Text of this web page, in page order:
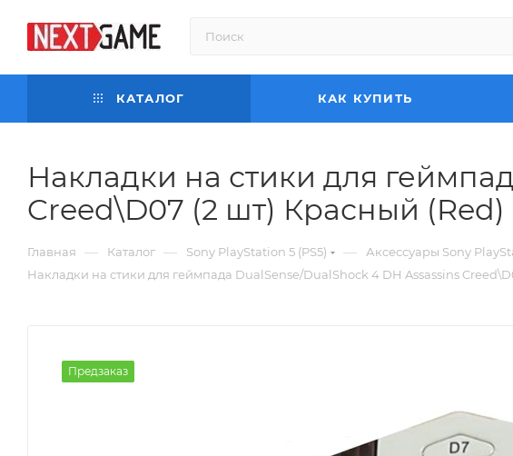
КАТАЛОГ КАК КУПИТЬ
Накладки на стики для
Creed\D07 (2 шт) Красный (Red)
Главная — Каталог — Sony PlayStation 5 (PS5) — Аксессуары Sony
Накладки на стики для геймпада DualSense/DualShock 4 DH Assassins
Предзаказ